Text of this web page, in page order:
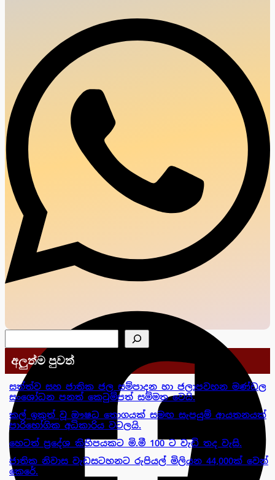
අලුත්ම පුවත්
සත්ත්ව සහ ජාතික ජල සම්පාදන හා ජලාපවහන මණ්ඩල
සංශෝධන පනත් කෙටුම්පත් සම්මත වෙයි.
කල් ඉකුත් වූ ඖෂධ තොගයක් සමඟ සැපයුම් ආයතනයක්
පාරිභෝගික අධිකාරිය වටලයි.
හෙටත් ප්‍රදේශ කිහිපයකට මි.මී 100 ට වැඩි තද වැසි.
ජාතික නිවාස වැඩසටහනට රුපියල් මිලියන 44,000ක් වෙන්
කෙරේ.